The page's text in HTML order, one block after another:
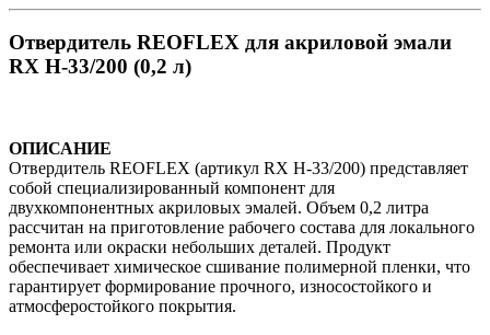
Отвердитель REOFLEX для акриловой эмали
RX H-33/200 (0,2 л)
ОПИСАНИЕ
Отвердитель REOFLEX (артикул RX H-33/200) представляет
собой специализированный компонент для
двухкомпонентных акриловых эмалей. Объем 0,2 литра
рассчитан на приготовление рабочего состава для локального
ремонта или окраски небольших деталей. Продукт
обеспечивает химическое сшивание полимерной пленки, что
гарантирует формирование прочного, износостойкого и
атмосферостойкого покрытия.